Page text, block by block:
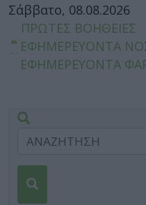
Σάββατο, 08.08.2026
ΠΡΩΤΕΣ ΒΟΗΘΕΙΕΣ
ΕΦΗΜΕΡΕΥΟΝΤΑ
ΕΦΗΜΕΡΕΥΟΝΤΑ